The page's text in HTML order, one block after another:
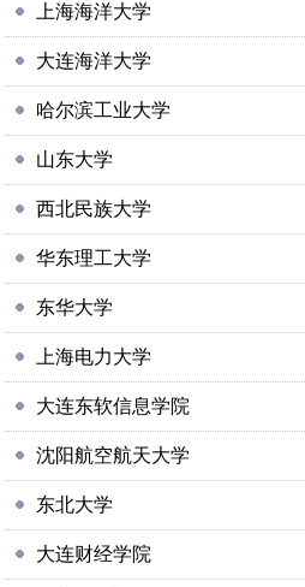
上海海洋大学
大连海洋大学
哈尔滨工业大学
山东大学
西北民族大学
华东理工大学
东华大学
上海电力大学
大连东软信息学院
沈阳航空航天大学
东北大学
大连财经学院